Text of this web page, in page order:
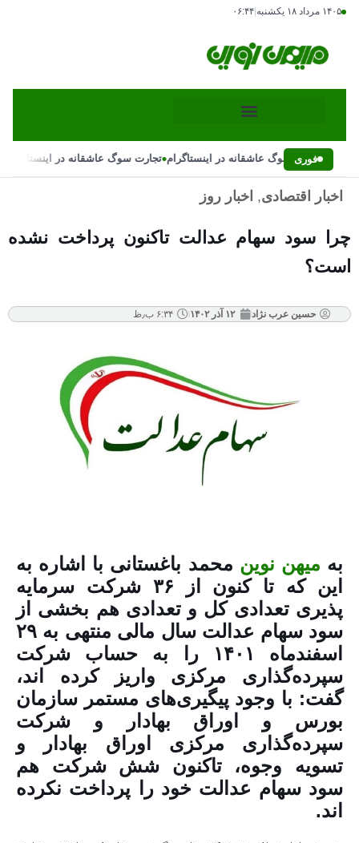
۱۴۰۵ مرداد ۱۸ یکشنبه ۰۶:۴۴
فوری
تجارت سوگ عاشقانه در اینستاگرام•تجارت سوگ عاشقانه در اینستاگرام
اخبار اقتصادی, اخبار روز
چرا سود سهام عدالت تاکنون پرداخت نشده
است؟
حسین عرب نژاد ۱۲ آذر ۱۴۰۲ ۶:۳۴ ب٫ظ
به میهن نوین محمد باغستانی با اشاره به
این که تا کنون از ۳۶ شرکت سرمایه
پذیری تعدادی کل و تعدادی هم بخشی از
سود سهام عدالت سال مالی منتهی به ۲۹
اسفندماه ۱۴۰۱ را به حساب شرکت
سپرده‌گذاری مرکزی واریز کرده اند،
گفت: با وجود پیگیری‌های مستمر سازمان
بورس و اوراق بهادار و شرکت
سپرده‌گذاری مرکزی اوراق بهادار و
تسویه وجوه، تاکنون شش شرکت هم
سود سهام عدالت خود را پرداخت نکرده
اند.